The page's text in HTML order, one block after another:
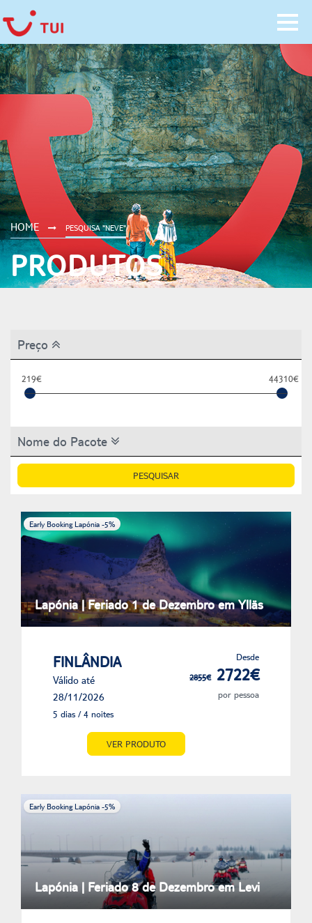
HOME PESQUISA "NEVE"
PRODUTOS
Preço
219€ 44310€
Nome do Pacote
PESQUISAR
Early Booking Lapónia -5%
Lapónia | Feriado 1 de Dezembro em Ylläs
FINLÂNDIA
Válido até
28/11/2026
5 dias / 4 noites
Desde
2855€ 2722€
por pessoa
VER PRODUTO
Early Booking Lapónia -5%
Lapónia | Feriado 8 de Dezembro em Levi